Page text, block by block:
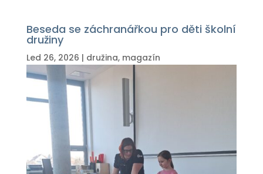
Beseda se záchranářkou pro děti školní
družiny
Led 26, 2026 | družina, magazín